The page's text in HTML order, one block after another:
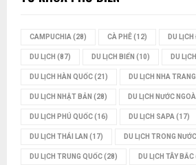
CAMPUCHIA (28) CÀ PHÊ(12) DU
DU LỊCH (87) DU LỊCH BIỂN (10) DU
DU LỊCH HÀN QUỐC(21) DU LỊCH NHA TRANG
DU LỊCH NHẬT BẢN (28) DU LỊCH NƯỚC NGOÀI
DU LỊCH PHÚ QUỐC(16) DU LỊCH SAPA (17)
DU LỊCH THÁI LAN (17) DU LỊCH TRONG NƯỚC
DU LỊCH TRUNG QUỐC(28) DU LỊCH TÂY BẮC